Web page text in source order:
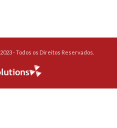
2023 - Todos os Direitos Reservados.